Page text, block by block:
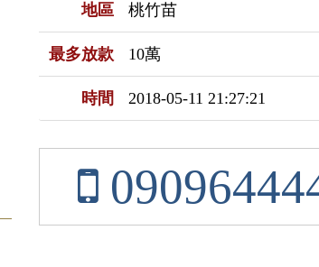
地區 桃竹苗
最多放款 10萬
時間 2018-05-11 21:27:21